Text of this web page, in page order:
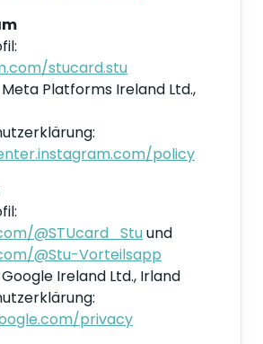
stucard.stu
Platforms Ireland Ltd.,
policy
@STUcard_Stuund
@Stu-Vorteilsapp
Ireland Ltd., Irland
privacy